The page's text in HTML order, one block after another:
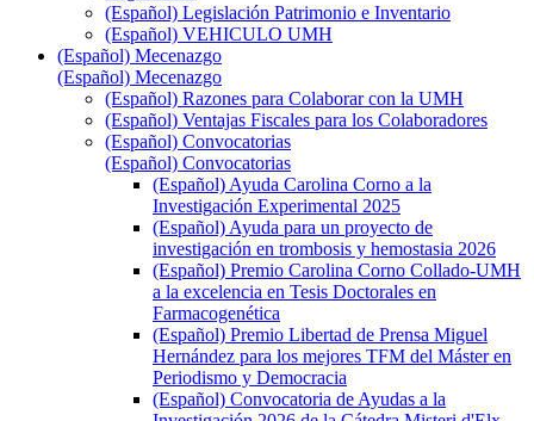
(Español) Legislación Patrimonio e Inventario
(Español) VEHICULO UMH
(Español) Mecenazgo
(Español) Mecenazgo
(Español) Razones para Colaborar con la UMH
(Español) Ventajas Fiscales para los Colaboradores
(Español) Convocatorias
(Español) Convocatorias
(Español) Ayuda Carolina Corno a la
Investigación Experimental 2025
(Español) Ayuda para un proyecto de
investigación en trombosis y hemostasia 2026
(Español) Premio Carolina Corno Collado-UMH
a la excelencia en Tesis Doctorales en
Farmacogenética
(Español) Premio Libertad de Prensa Miguel
Hernández para los mejores TFM del Máster en
Periodismo y Democracia
(Español) Convocatoria de Ayudas a la